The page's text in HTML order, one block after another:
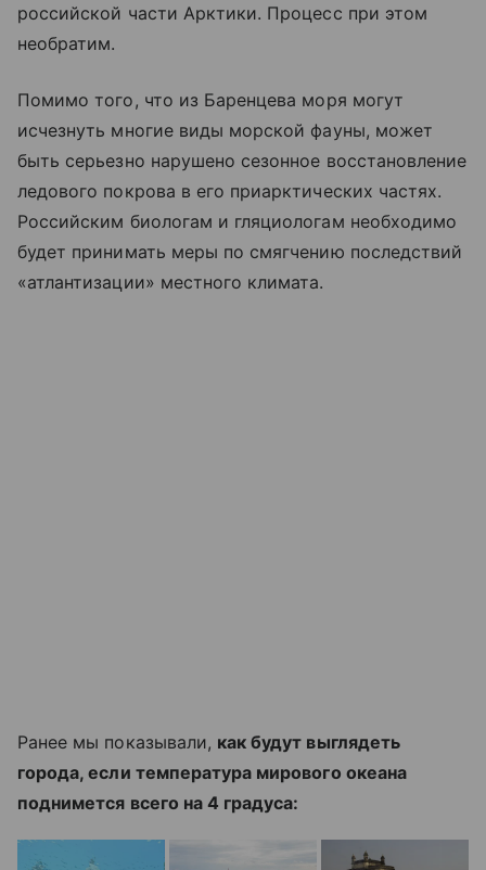
российской части Арктики. Процесс при этом
необратим.
Помимо того, что из Баренцева моря могут
исчезнуть многие виды морской фауны, может
быть серьезно нарушено сезонное восстановление
ледового покрова в его приарктических частях.
Российским биологам и гляциологам необходимо
будет принимать меры по смягчению последствий
«атлантизации» местного климата.
Ранее мы показывали, как будут выглядеть
города, если температура мирового океана
поднимется всего на 4 градуса: